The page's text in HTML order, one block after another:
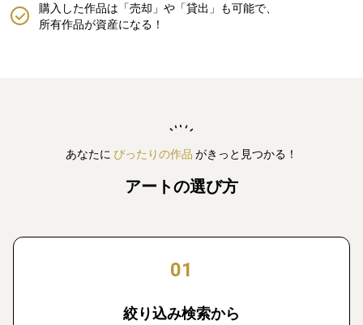
購入した作品は「売却」や「貸出」も可能で、
所有作品が資産になる！
あなたに ぴったりの作品 がきっと見つかる！
アートの選び方
01
絞り込み検索から